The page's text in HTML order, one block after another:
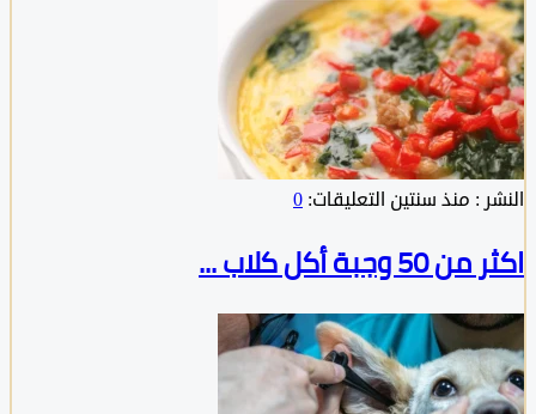
منذ سنتين التعليقات:0
أكل كلاب ...